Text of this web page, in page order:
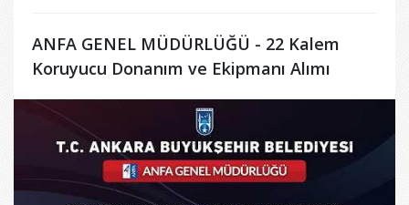
ANFA GENEL MÜDÜRLÜĞÜ - 22 Kalem
Koruyucu Donanım ve Ekipmanı Alımı